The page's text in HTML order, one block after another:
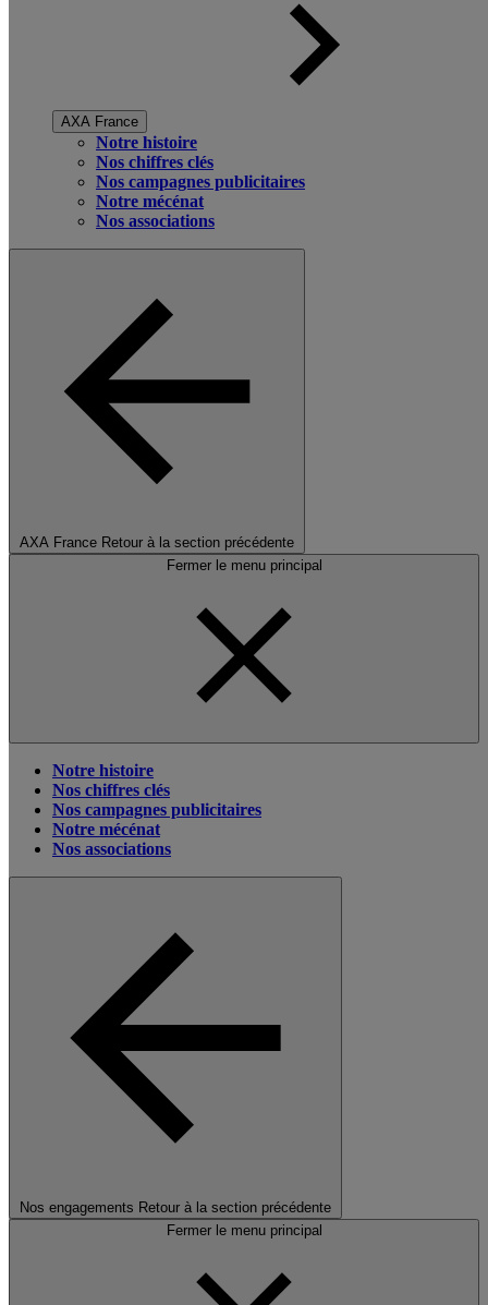
AXA France
Notre histoire
Nos chiffres clés
Nos campagnes publicitaires
Notre mécénat
Nos associations
AXA France Retour à la section précédente
Fermer le menu principal
Notre histoire
Nos chiffres clés
Nos campagnes publicitaires
Notre mécénat
Nos associations
Nos engagements Retour à la section précédente
Fermer le menu principal